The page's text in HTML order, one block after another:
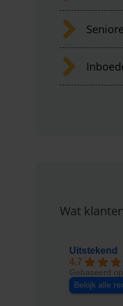
Wat
Uitstekend
4.7
Gebaseerd
Bekijk alle